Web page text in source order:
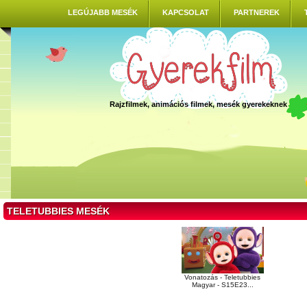
LEGÚJABB MESÉK KAPCSOLAT PARTNEREK
Rajzfilmek, animációs filmek, mesék gyerekeknek
TELETUBBIES MESÉK
Vonatozás - Teletubbies
Magyar - S15E23...